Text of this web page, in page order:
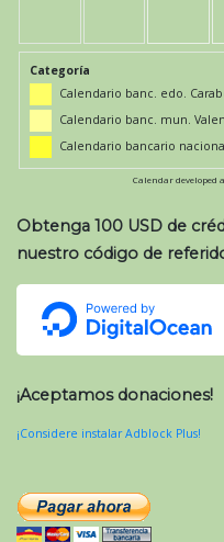
Categoría
Calendario banc. edo.
Calendario banc. mun.
Calendario bancario
Calendar developed
Obtenga 100 USD de
nuestro código de
¡Aceptamos donaciones!
¡Considere instalar Adblock Plus!